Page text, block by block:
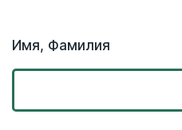
Имя, Фамилия